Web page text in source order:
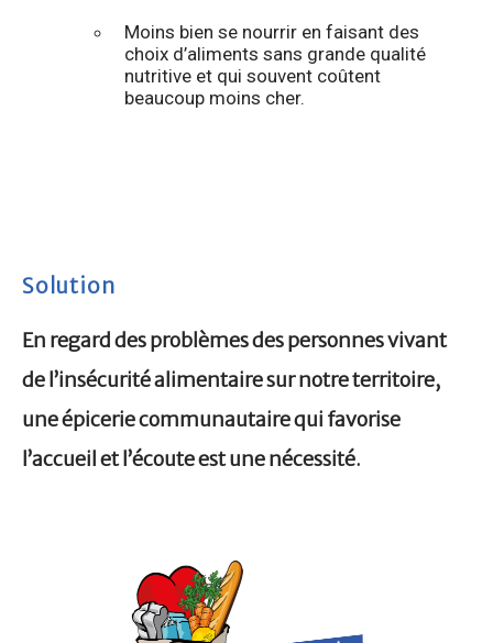
Moins bien se nourrir en faisant des
choix d’aliments sans grande qualité
nutritive et qui souvent coûtent
beaucoup moins cher.
Solution
En regard des problèmes des personnes vivant
de l’insécurité alimentaire sur notre territoire,
une épicerie communautaire qui favorise
l’accueil et l’écoute est une nécessité.